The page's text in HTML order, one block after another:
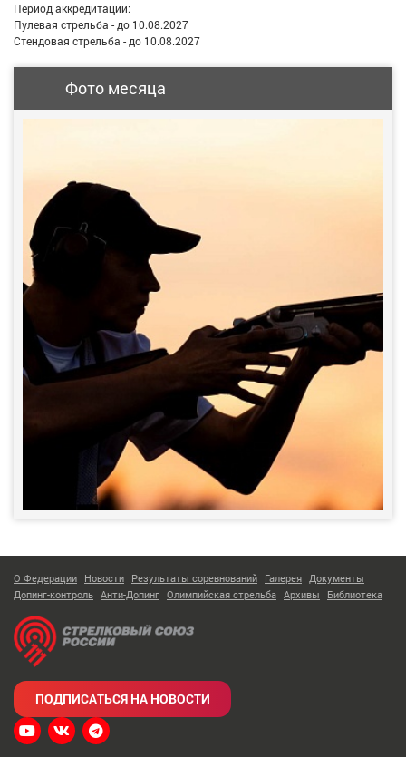
Период аккредитации:
Пулевая стрельба - до 10.08.2027
Стендовая стрельба - до 10.08.2027
Фото месяца
О Федерации Новости Результаты соревнований Галерея Документы
Допинг-контроль Анти-Допинг Олимпийская стрельба Архивы Библиотека
ПОДПИСАТЬСЯ НА НОВОСТИ